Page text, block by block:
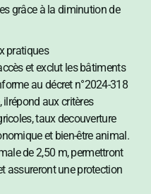
grâce à la diminution de
pratiques
et exclut les bâtiments
au décret n°2024-318
ilrépond aux critères
taux decouverture
et bien-être animal.
de 2,50 m, permettront
assureront une protection